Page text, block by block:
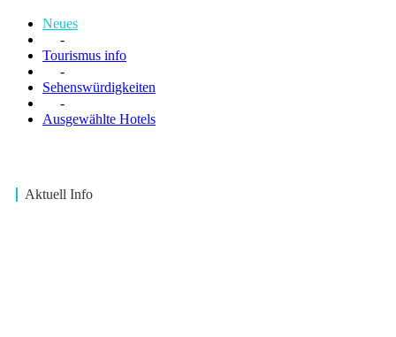
Neues
-
Tourismus info
-
Sehenswürdigkeiten
-
Ausgewählte Hotels
Aktuell Info